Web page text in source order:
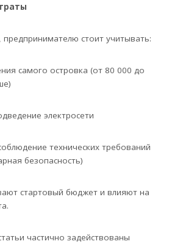
стоит учитывать:
самого островка (от 80 000 до
электросети
технических требований
безопасность)
стартовый бюджет и влияют на
частично задействованы